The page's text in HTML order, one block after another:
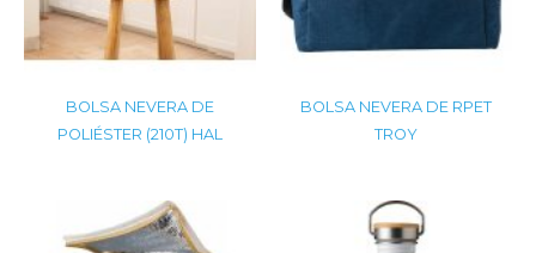
BOLSA NEVERA DE
POLIÉSTER (210T) HAL
BOLSA NEVERA DE RPET
TROY